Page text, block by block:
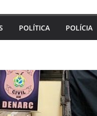
POLÍTICA POLÍCIA